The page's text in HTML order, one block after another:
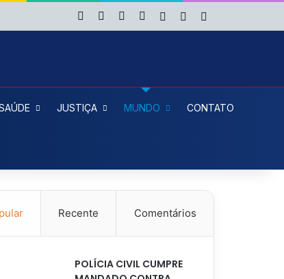
Facebook YouTubeInstagram
Entrar Artigo aleatório
JUSTIÇA MUNDO CONTATO
Recente Comentários
POLÍCIA CIVIL CUMPRE